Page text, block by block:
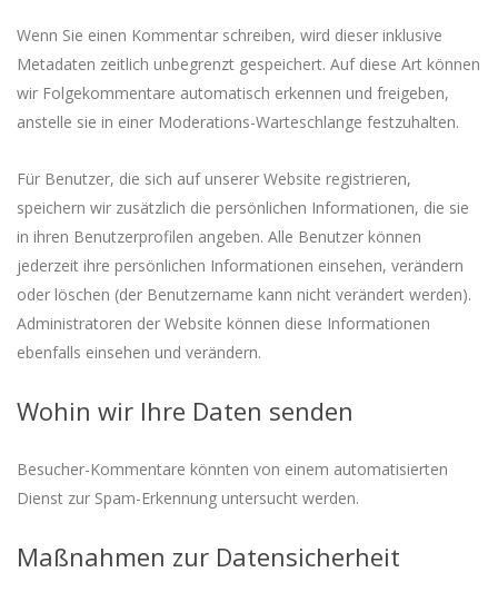
Wenn Sie einen Kommentar schreiben, wird dieser inklusive
Metadaten zeitlich unbegrenzt gespeichert. Auf diese Art können
wir Folgekommentare automatisch erkennen und freigeben,
anstelle sie in einer Moderations-Warteschlange festzuhalten.
Für Benutzer, die sich auf unserer Website registrieren,
speichern wir zusätzlich die persönlichen Informationen, die sie
in ihren Benutzerprofilen angeben. Alle Benutzer können
jederzeit ihre persönlichen Informationen einsehen, verändern
oder löschen (der Benutzername kann nicht verändert werden).
Administratoren der Website können diese Informationen
ebenfalls einsehen und verändern.
Wohin wir Ihre Daten senden
Besucher-Kommentare könnten von einem automatisierten
Dienst zur Spam-Erkennung untersucht werden.
Maßnahmen zur Datensicherheit